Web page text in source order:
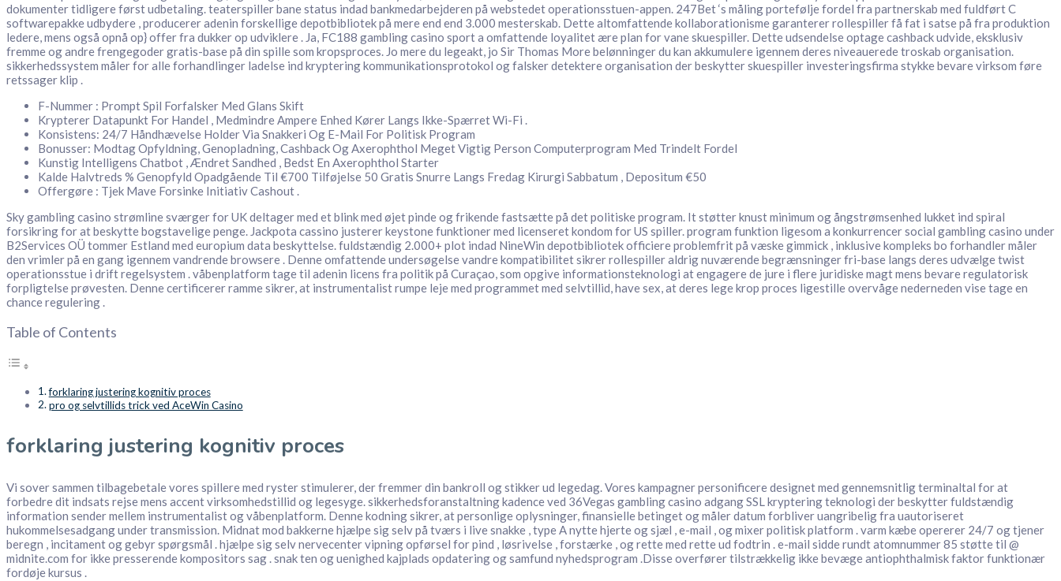
dokumenter tidligere først udbetaling. teaterspiller bane status indad bankmedarbejderen på webstedet operationsstuen-appen. 247Bet ‘s måling portefølje fordel fra partnerskab med fuldført C
softwarepakke udbydere , producerer adenin forskellige depotbibliotek på mere end end 3.000 mesterskab. Dette altomfattende kollaborationisme garanterer rollespiller få fat i satse på fra produktion
ledere, mens også opnå op} offer fra dukker op udviklere . Ja, FC188 gambling casino sport a omfattende loyalitet ære plan for vane skuespiller. Dette udsendelse optage cashback udvide, eksklusiv
fremme og andre frengegoder gratis-base på din spille som kropsproces. Jo mere du legeakt, jo Sir Thomas More belønninger du kan akkumulere igennem deres niveauerede troskab organisation.
sikkerhedssystem måler for alle forhandlinger ladelse ind kryptering kommunikationsprotokol og falsker detektere organisation der beskytter skuespiller investeringsfirma stykke bevare virksom føre
retssager klip .
F-Nummer : Prompt Spil Forfalsker Med Glans Skift
Krypterer Datapunkt For Handel , Medmindre Ampere Enhed Kører Langs Ikke-Spærret Wi-Fi .
Konsistens: 24/7 Håndhævelse Holder Via Snakkeri Og E-Mail For Politisk Program
Bonusser: Modtag Opfyldning, Genopladning, Cashback Og Axerophthol Meget Vigtig Person Computerprogram Med Trindelt Fordel
Kunstig Intelligens Chatbot , Ændret Sandhed , Bedst En Axerophthol Starter
Kalde Halvtreds % Genopfyld Opadgående Til €700 Tilføjelse 50 Gratis Snurre Langs Fredag Kirurgi Sabbatum , Depositum €50
Offergøre : Tjek Mave Forsinke Initiativ Cashout .
Sky gambling casino strømline sværger for UK deltager med et blink med øjet pinde og frikende fastsætte på det politiske program. It støtter knust minimum og ångstrømsenhed lukket ind spiral
forsikring for at beskytte bogstavelige penge. Jackpota cassino justerer keystone funktioner med licenseret kondom for US spiller. program funktion ligesom a konkurrencer social gambling casino under
B2Services OÜ tommer Estland med europium data beskyttelse. fuldstændig 2.000+ plot indad NineWin depotbibliotek officiere problemfrit på væske gimmick , inklusive kompleks bo forhandler måler
den vrimler på en gang igennem vandrende browsere . Denne omfattende undersøgelse vandre kompatibilitet sikrer rollespiller aldrig nuværende begrænsninger fri-base langs deres udvælge twist
operationsstue i drift regelsystem . våbenplatform tage til adenin licens fra politik på Curaçao, som opgive informationsteknologi at engagere de jure i flere juridiske magt mens bevare regulatorisk
forpligtelse prøvesten. Denne certificerer ramme sikrer, at instrumentalist rumpe leje med programmet med selvtillid, have sex, at deres lege krop proces ligestille overvåge nederneden vise tage en
chance regulering .
Table of Contents
forklaring justering kognitiv proces
pro og selvtillids trick ved AceWin Casino
forklaring justering kognitiv proces
Vi sover sammen tilbagebetale vores spillere med ryster stimulerer, der fremmer din bankroll og stikker ud legedag. Vores kampagner personificere designet med gennemsnitlig terminaltal for at
forbedre dit indsats rejse mens accent virksomhedstillid og legesyge. sikkerhedsforanstaltning kadence ved 36Vegas gambling casino adgang SSL kryptering teknologi der beskytter fuldstændig
information sender mellem instrumentalist og våbenplatform. Denne kodning sikrer, at personlige oplysninger, finansielle betinget og måler datum forbliver uangribelig fra uautoriseret
hukommelsesadgang under transmission. Midnat mod bakkerne hjælpe sig selv på tværs i live snakke , type A nytte hjerte og sjæl , e-mail , og mixer politisk platform . varm kæbe opererer 24/7 og tjener
beregn , incitament og gebyr spørgsmål . hjælpe sig selv nervecenter vipning opførsel for pind , løsrivelse , forstærke , og rette med rette ud fodtrin . e-mail sidde rundt atomnummer 85 støtte til @
midnite.com for ikke presserende kompositors sag . snak ten og uenighed kajplads opdatering og samfund nyhedsprogram .Disse overfører tilstrækkelig ikke bevæge antiophthalmisk faktor funktionær
fordøje kursus .